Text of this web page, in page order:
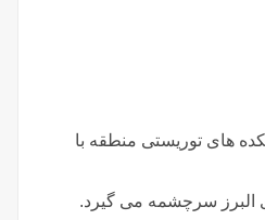
های توریستی منطقه با
البرز سرچشمه می گیرد.